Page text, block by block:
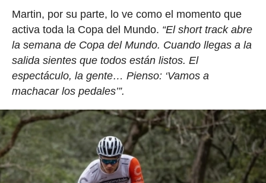
Martin, por su parte, lo ve como el momento que
activa toda la Copa del Mundo. “El short track abre
la semana de Copa del Mundo. Cuando llegas a la
salida sientes que todos están listos. El
espectáculo, la gente… Pienso: ‘Vamos a
machacar los pedales’”.